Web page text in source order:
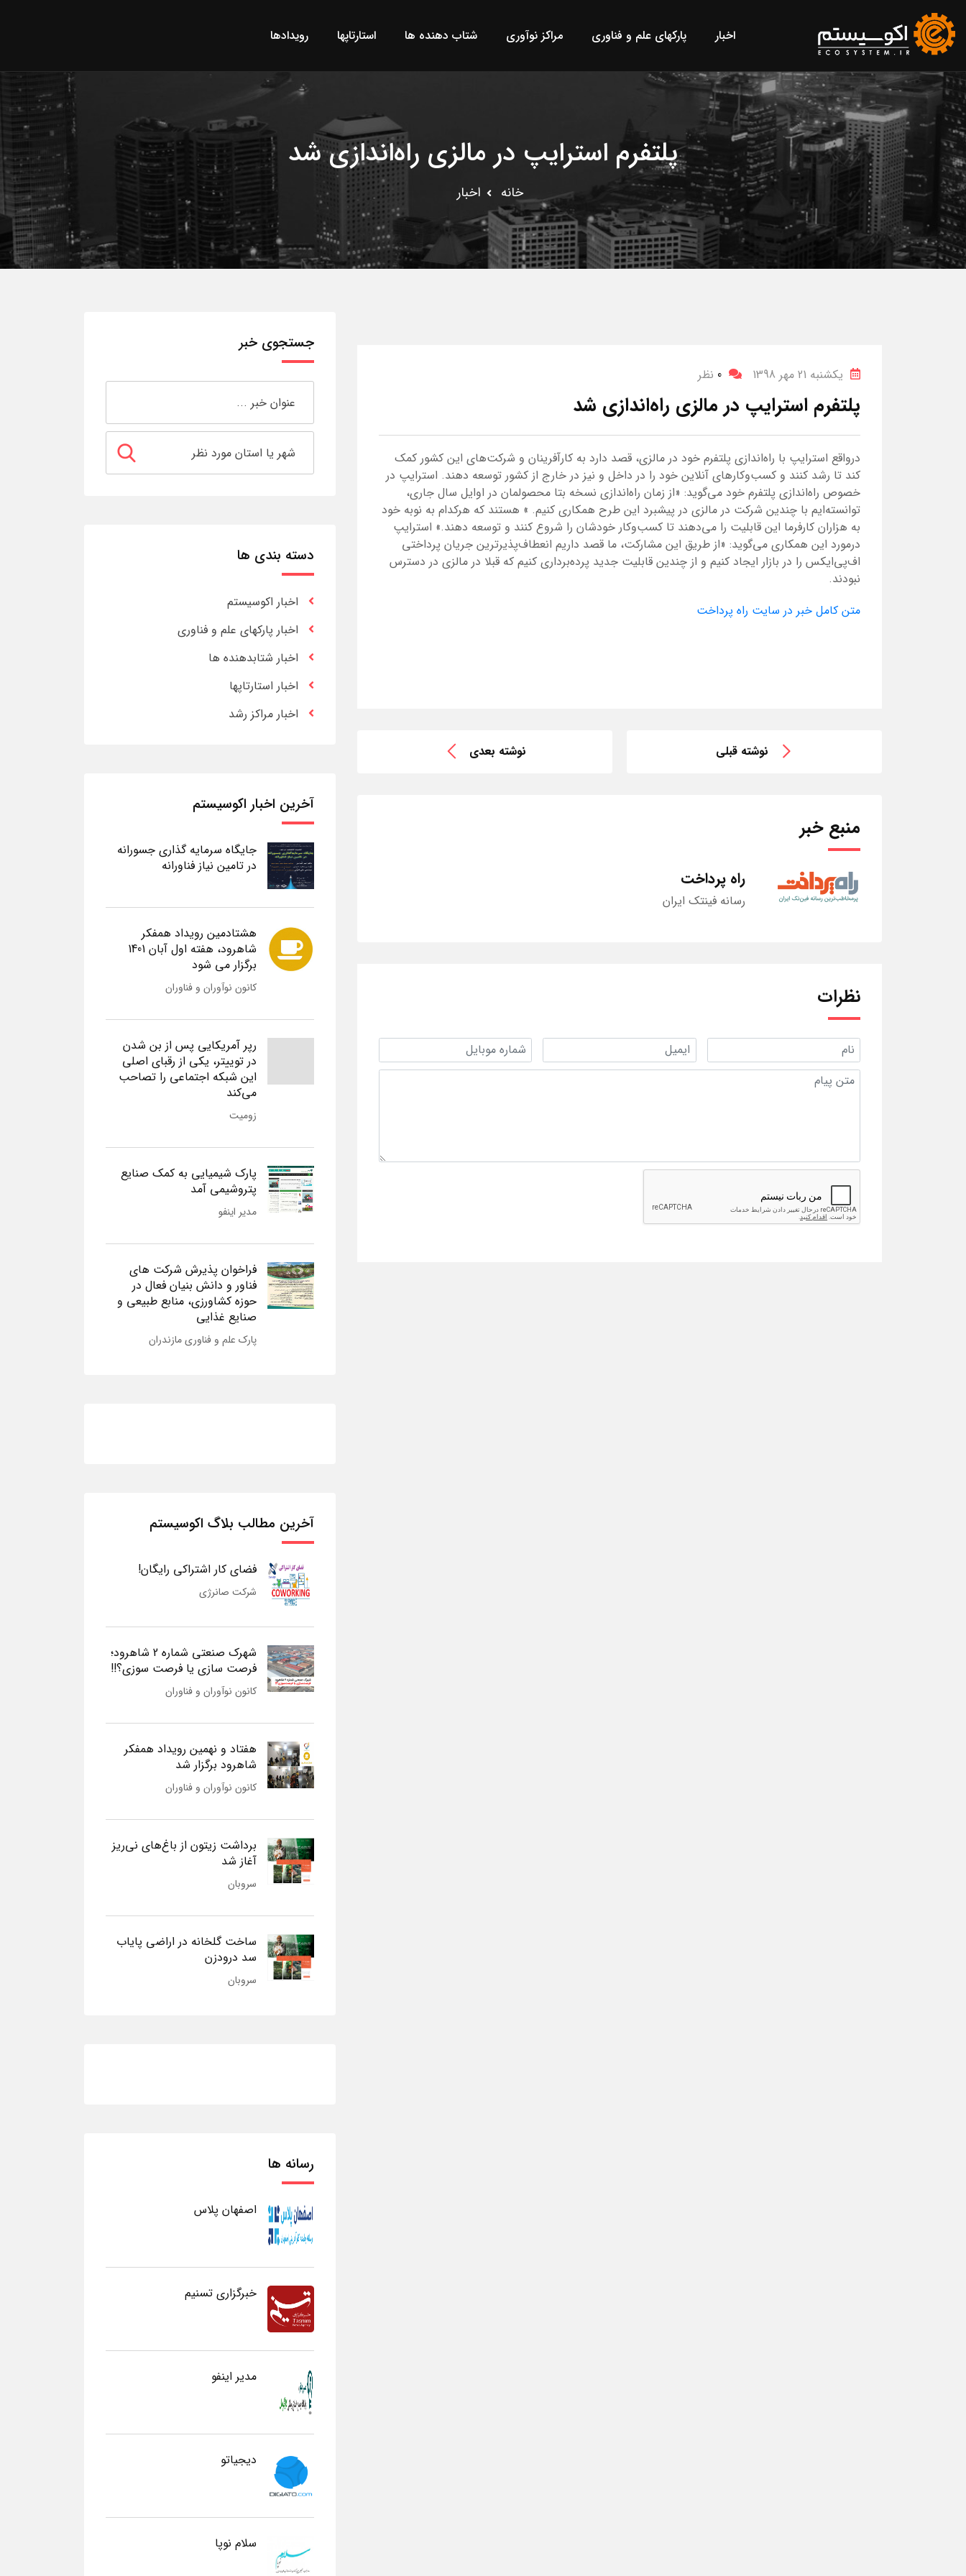
اخبار پارکهای علم و فناوری مراکز نوآوری شتاب دهنده ها استارتاپها رویدادها
پلتفرم استرایپ در مالزی راه‌اندازی شد
خانه اخبار
یکشنبه 21 مهر 1398 0 نظر
پلتفرم استرایپ در مالزی راه‌اندازی شد
درواقع استرایپ با راه‌اندازی پلتفرم خود در مالزی، قصد دارد به کارآفرینان و شرکت‌های این کشور کمک
کند تا رشد کنند و کسب‌وکارهای آنلاین خود را در داخل و نیز در خارج از کشور توسعه دهند. استرایپ در
خصوص راه‌اندازی پلتفرم خود می‌گوید: «از زمان راه‌اندازی نسخه بتا محصولمان در اوایل سال جاری،
توانسته‌ایم با چندین شرکت در مالزی در پیشبرد این طرح همکاری کنیم. » هستند که هرکدام به نوبه خود
به هزاران کارفرما این قابلیت را می‌دهند تا کسب‌وکار خودشان را شروع کنند و توسعه دهند.» استرایپ
درمورد این همکاری می‌گوید: «از طریق این مشارکت، ما قصد داریم انعطاف‌پذیرترین جریان پرداختی
اف‌پی‌ایکس را در بازار ایجاد کنیم و از چندین قابلیت جدید پرده‌برداری کنیم که قبلا در مالزی در دسترس
نبودند.
متن کامل خبر در سایت راه پرداخت
نوشته قبلی نوشته بعدی
منبع خبر
راه پرداخت
رسانه فینتک ایران
نظرات
جستجوی خبر
دسته بندی ها
اخبار اکوسیستم
اخبار پارکهای علم و فناوری
اخبار شتابدهنده ها
اخبار استارتاپها
اخبار مراکز رشد
آخرین اخبار اکوسیستم
جایگاه سرمایه گذاری جسورانه
در تامین نیاز فناورانه
هشتادمین رویداد همفکر
شاهرود، هفته اول آبان 1401
برگزار می شود
کانون نوآوران و فناوران
رپر آمریکایی پس از بن شدن
در توییتر، یکی از رقبای اصلی
این شبکه اجتماعی را تصاحب
می‌کند
زومیت
پارک شیمیایی به کمک صنایع
پتروشیمی آمد
مدیر اینفو
فراخوان پذیرش شرکت های
فناور و دانش بنیان فعال در
حوزه کشاورزی، منابع طبیعی و
صنایع غذایی
پارک علم و فناوری مازندران
آخرین مطالب بلاگ اکوسیستم
فضای کار اشتراکی رایگان!
شرکت صانرژی
شهرک صنعتی شماره 2 شاهرود؛
فرصت سازی یا فرصت سوزی؟!!
کانون نوآوران و فناوران
هفتاد و نهمین رویداد همفکر
شاهرود برگزار شد
کانون نوآوران و فناوران
برداشت زیتون از باغ‌های نی‌ریز
آغاز شد
سروبان
ساخت گلخانه در اراضی پایاب
سد درودزن
سروبان
رسانه ها
اصفهان پلاس
خبرگزاری تسنیم
مدیر اینفو
دیجیاتو
سلام نوپا